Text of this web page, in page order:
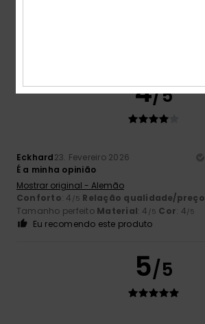
4/5
Eckhard23. Fevereiro 2026
É a minha opinião
Mostrar original - Alemão
Conforto: 4 /5 Relação qualidade/preço
Tamanho perfeito Material: 4 /5 Cor: 4/5
Eu recomendo este produto
5/5